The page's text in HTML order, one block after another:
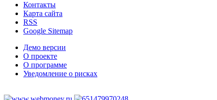
Контакты
Карта сайта
RSS
Google Sitemap
Демо версии
О проекте
О программе
Уведомление о рисках